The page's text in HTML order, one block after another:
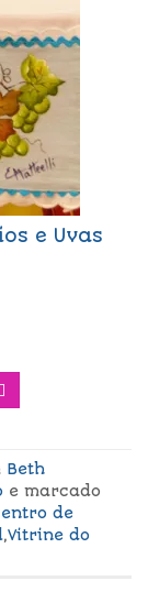
e Uvas
Beth
e marcado
de
,Vitrine do